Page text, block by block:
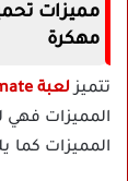
مهكرة
تتميزلعبة Truck Simulator Ultimate مهكرة
المميزات فهي
المميزات كما